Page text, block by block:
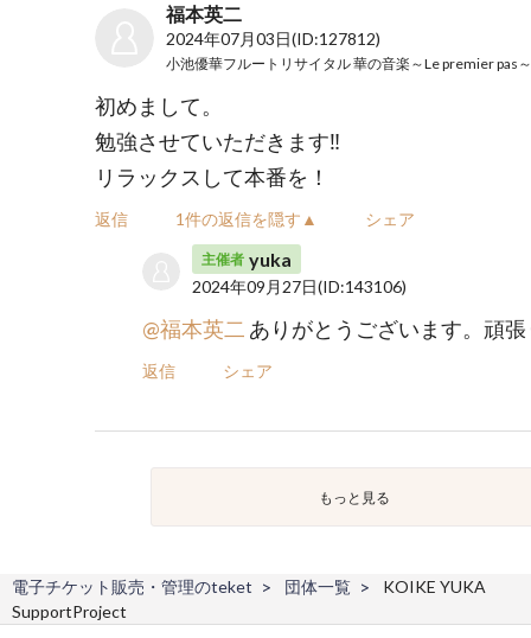
福本英二
2024年07月03日(ID:127812)
小池優華フルートリサイタル 華の音楽～Le premier pas～
初めまして。
勉強させていただきます‼️
リラックスして本番を！
返信 1件の返信を隠す▲ シェア
主催者 yuka
2024年09月27日(ID:143106)
@福本英二 ありがとうございます。頑
返信 シェア
もっと見る
電子チケット販売・管理のteket 団体一覧
KOIKE YUKA
SupportProject